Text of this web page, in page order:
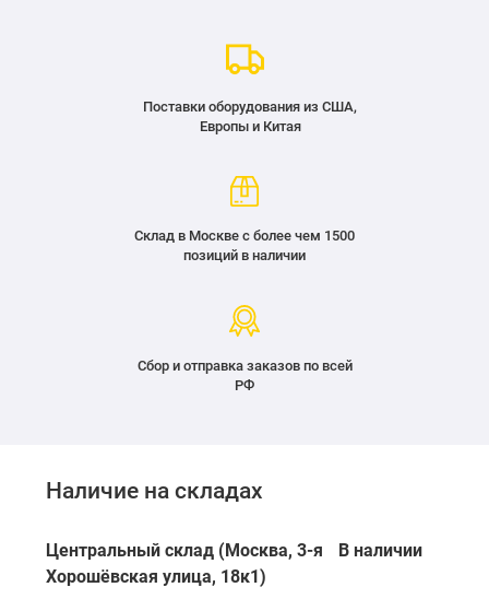
Поставки оборудования из США,
Европы и Китая
Склад в Москве с более чем 1500
позиций в наличии
Сбор и отправка заказов по всей
РФ
Наличие на складах
Центральный склад (Москва, 3-я
Хорошёвская улица, 18к1)
В наличии